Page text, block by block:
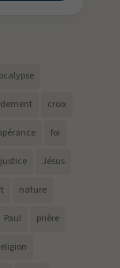
croix
foi
justice Jésus
nature
Paul prière